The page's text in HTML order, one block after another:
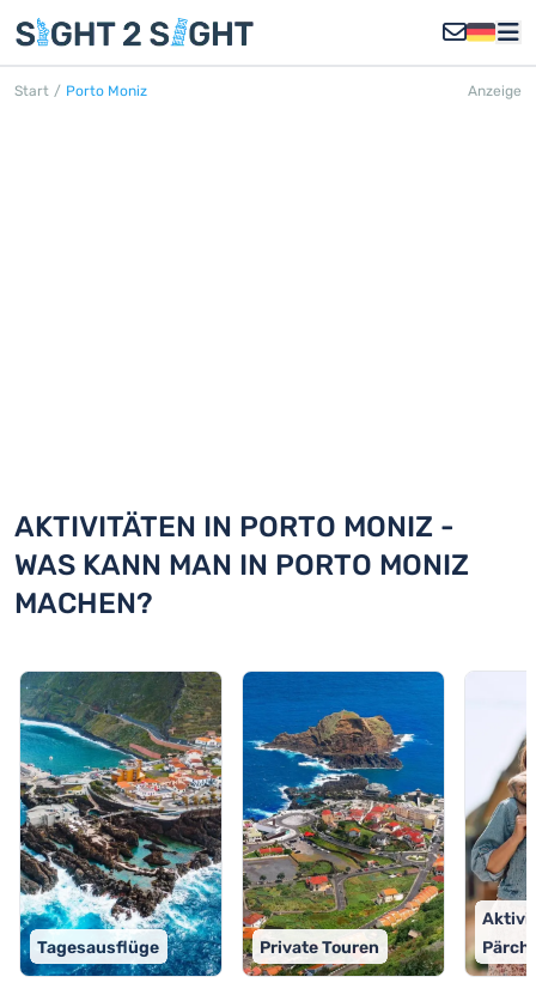
Start / Porto Moniz Anzeige
AKTIVITÄTEN IN PORTO MONIZ -
WAS KANN MAN IN PORTO MONIZ
MACHEN?
Tagesausflüge Private Touren